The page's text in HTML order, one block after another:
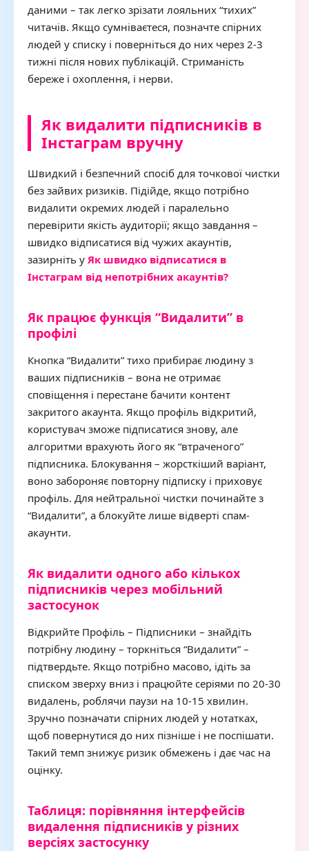
даними – так легко зрізати лояльних “тихих”
читачів. Якщо сумніваєтеся, позначте спірних
людей у списку і поверніться до них через 2-3
тижні після нових публікацій. Стриманість
береже і охоплення, і нерви.
Як видалити підписників в
Інстаграм вручну
Швидкий і безпечний спосіб для точкової чистки
без зайвих ризиків. Підійде, якщо потрібно
видалити окремих людей і паралельно
перевірити якість аудиторії; якщо завдання –
швидко відписатися від чужих акаунтів,
зазирніть у Як швидко відписатися в
Інстаграм від непотрібних акаунтів?
Як працює функція “Видалити” в
профілі
Кнопка “Видалити” тихо прибирає людину з
ваших підписників – вона не отримає
сповіщення і перестане бачити контент
закритого акаунта. Якщо профіль відкритий,
користувач зможе підписатися знову, але
алгоритми врахують його як “втраченого”
підписника. Блокування – жорсткіший варіант,
воно забороняє повторну підписку і приховує
профіль. Для нейтральної чистки починайте з
“Видалити”, а блокуйте лише відверті спам-
акаунти.
Як видалити одного або кількох
підписників через мобільний
застосунок
Відкрийте Профіль – Підписники – знайдіть
потрібну людину – торкніться “Видалити” –
підтвердьте. Якщо потрібно масово, ідіть за
списком зверху вниз і працюйте серіями по 20-30
видалень, роблячи паузи на 10-15 хвилин.
Зручно позначати спірних людей у нотатках,
щоб повернутися до них пізніше і не поспішати.
Такий темп знижує ризик обмежень і дає час на
оцінку.
Таблиця: порівняння інтерфейсів
видалення підписників у різних
версіях застосунку